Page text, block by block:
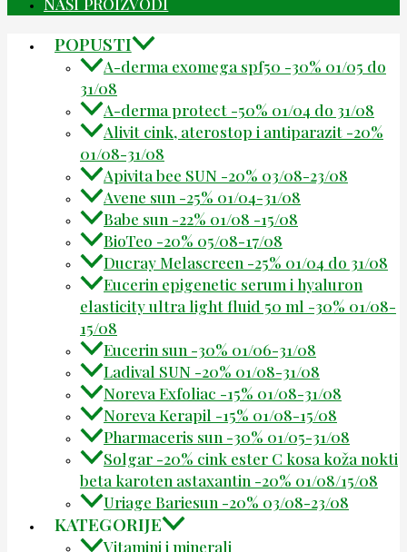
POPUSTI
A-derma exomega spf50 -30% 01/05 do
31/08
A-derma protect -50% 01/04 do 31/08
Alivit cink, aterostop i antiparazit -20%
01/08-31/08
Apivita bee SUN -20% 03/08-23/08
Avene sun -25% 01/04-31/08
Babe sun -22% 01/08 -15/08
BioTeo -20% 05/08-17/08
Ducray Melascreen -25% 01/04 do 31/08
Eucerin epigenetic serum i hyaluron
elasticity ultra light fluid 50 ml -30% 01/08-
15/08
Eucerin sun -30% 01/06-31/08
Ladival SUN -20% 01/08-31/08
Noreva Exfoliac -15% 01/08-31/08
Noreva Kerapil -15% 01/08-15/08
Pharmaceris sun -30% 01/05-31/08
Solgar -20% cink ester C kosa koža nokti
beta karoten astaxantin -20% 01/08/15/08
Uriage Bariesun -20% 03/08-23/08
KATEGORIJE
Vitamini i minerali